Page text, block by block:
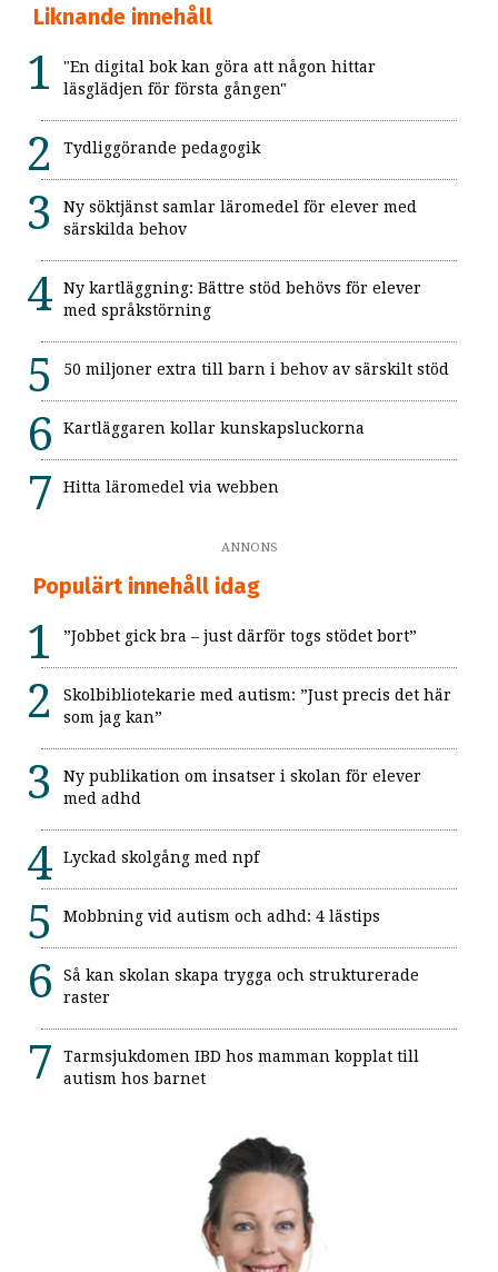
Liknande innehåll
"En digital bok kan göra att någon hittar
läsglädjen för första gången"
Tydliggörande pedagogik
Ny söktjänst samlar läromedel för elever med
särskilda behov
Ny kartläggning: Bättre stöd behövs för elever
med språkstörning
50 miljoner extra till barn i behov av särskilt stöd
Kartläggaren kollar kunskapsluckorna
Hitta läromedel via webben
ANNONS
Populärt innehåll idag
”Jobbet gick bra – just därför togs stödet bort”
Skolbibliotekarie med autism: ”Just precis det här
som jag kan”
Ny publikation om insatser i skolan för elever
med adhd
Lyckad skolgång med npf
Mobbning vid autism och adhd: 4 lästips
Så kan skolan skapa trygga och strukturerade
raster
Tarmsjukdomen IBD hos mamman kopplat till
autism hos barnet